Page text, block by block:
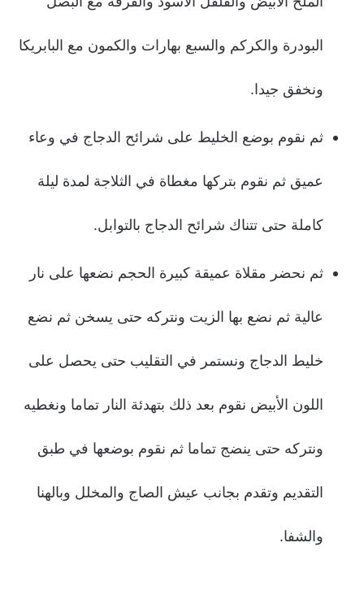
البودرة والكركم والسبع بهارات والكمون مع البابريكا
ونخفق جيدا.
ثم نقوم بوضع الخليط على شرائح الدجاج في وعاء
عميق ثم نقوم بتركها مغطاة في الثلاجة لمدة ليلة
كاملة حتى تتناك شرائح الدجاج بالتوابل.
ثم نحضر مقلاة عميقة كبيرة الحجم نضعها على نار
عالية ثم نضع بها الزيت ونتركه حتى يسخن ثم نضع
خليط الدجاج ونستمر في التقليب حتى يحصل على
اللون الأبيض نقوم بعد ذلك بتهدئة النار تماما ونغطيه
ونتركه حتى ينضج تماما ثم نقوم بوضعها في طبق
التقديم وتقدم بجانب عيش الصاج والمخلل وبالهنا
والشفا.